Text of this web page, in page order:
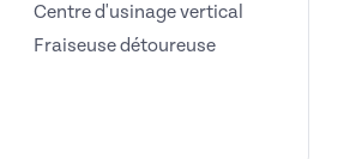
Centre d'usinage vertical
Fraiseuse détoureuse